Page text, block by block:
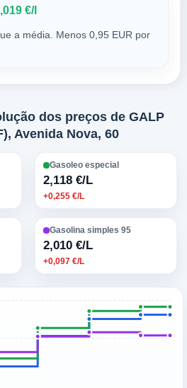
€/l
a média. Menos 0,95 EUR por
dos preços de GALP
Avenida Nova, 60
Gasoleo especial
2,118 €/L
+0,255 €/L
Gasolina simples 95
2,010 €/L
+0,097 €/L